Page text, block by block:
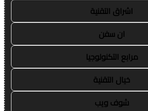
اشراق التقنية
ان سفن
مرابع التكنولوجيا
خيال التقنية
شوف ويب